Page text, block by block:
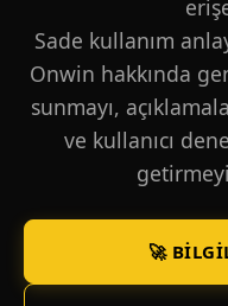
Sade kullanım
Onwin hakkında
sunmayı,
ve kullanıcı
🚀